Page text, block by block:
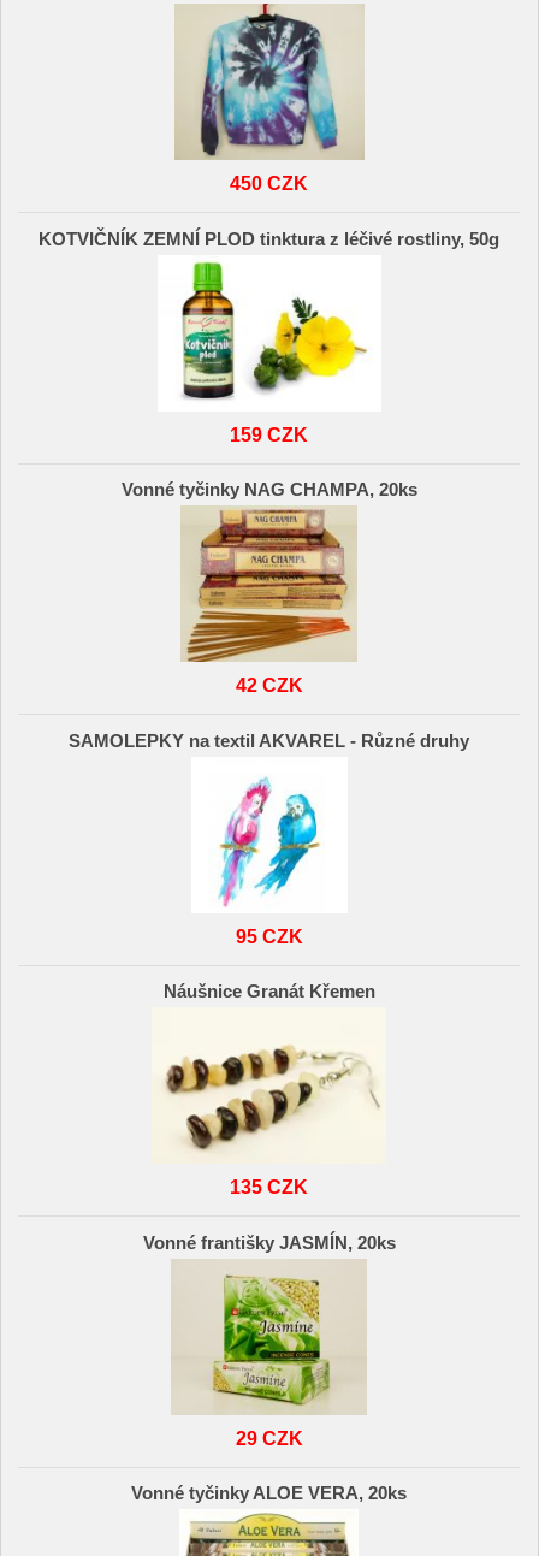
450 CZK
KOTVIČNÍK ZEMNÍ PLOD tinktura z léčivé rostliny, 50g
159 CZK
Vonné tyčinky NAG CHAMPA, 20ks
42 CZK
SAMOLEPKY na textil AKVAREL - Různé druhy
95 CZK
Náušnice Granát Křemen
135 CZK
Vonné františky JASMÍN, 20ks
29 CZK
Vonné tyčinky ALOE VERA, 20ks